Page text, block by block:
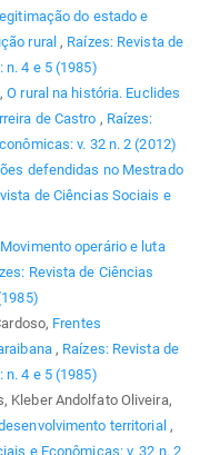
do estado e
rural , Raízes: Revista de
n. 4 e 5 (1985)
O rural na história. Euclides
de Castro , Raízes:
v. 32 n. 2 (2012)
defendidas no Mestrado
de Ciências Sociais e
Movimento operário e luta
Revista de Ciências
Frentes
, Raízes: Revista de
n. 4 e 5 (1985)
Kleber Andolfato Oliveira,
territorial ,
e Econômicas: v. 32 n. 2